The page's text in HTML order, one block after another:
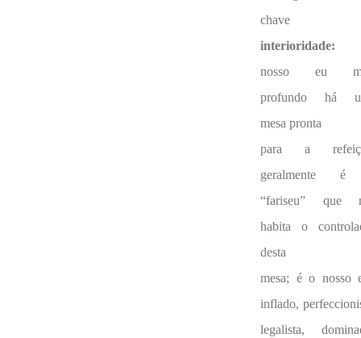
chave
interioridade:
nosso eu
profundo há
mesa pronta
para a
geralmente
“fariseu” que
habita o
desta
mesa; é o nosso
inflado,
legalista,